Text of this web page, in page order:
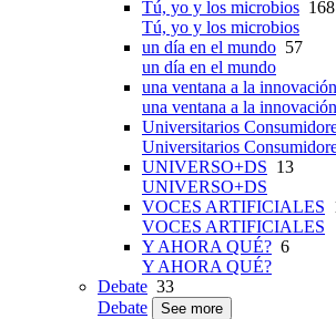
Tú, yo y los microbios 168
Tú, yo y los microbios
un día en el mundo 57
un día en el mundo
una ventana a la innovación
una ventana a la innovación
Universitarios
Universitarios
UNIVERSO+DS 13
UNIVERSO+DS
VOCES ARTIFICIALES
VOCES ARTIFICIALES
Y AHORA QUÉ? 6
Y AHORA QUÉ?
Debate 33
Debate
See more